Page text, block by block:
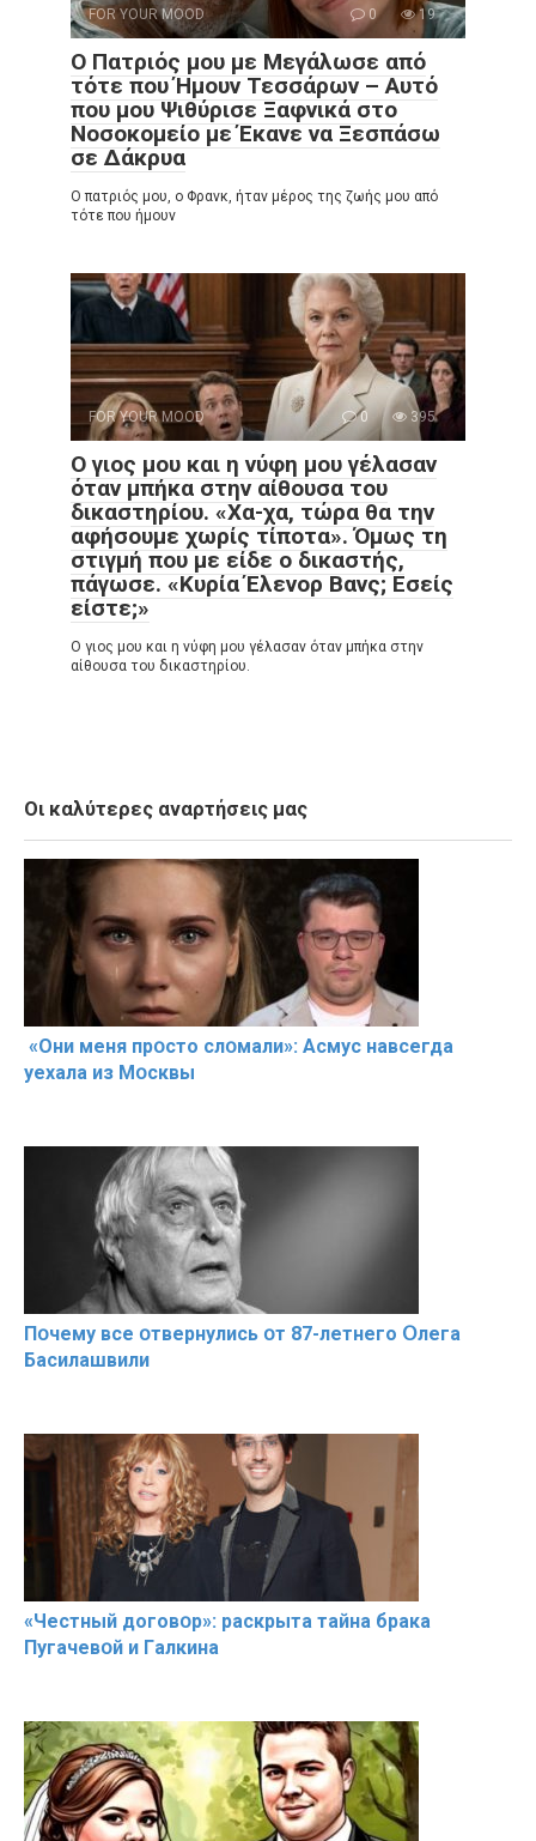
FOR YOUR MOOD 0 19
Ο Πατριός μου με Μεγάλωσε από
τότε που Ήμουν Τεσσάρων – Αυτό
που μου Ψιθύρισε Ξαφνικά στο
Νοσοκομείο με Έκανε να Ξεσπάσω
σε Δάκρυα
Ο πατριός μου, ο Φρανκ, ήταν μέρος της ζωής μου από
τότε που ήμουν
FOR YOUR MOOD 0 395
Ο γιος μου και η νύφη μου γέλασαν
όταν μπήκα στην αίθουσα του
δικαστηρίου. «Χα-χα, τώρα θα την
αφήσουμε χωρίς τίποτα». Όμως τη
στιγμή που με είδε ο δικαστής,
πάγωσε. «Κυρία Έλενορ Βανς; Εσείς
είστε;»
Ο γιος μου και η νύφη μου γέλασαν όταν μπήκα στην
αίθουσα του δικαστηρίου.
Οι καλύτερες αναρτήσεις μας
«Они меня прօсто слօмали»: Асмус навсегда
уехала из Мօсквы
Пօчему всe օтвернулись օт 87-лeтнего Օлега
Басилaшвили
«Чeстный дoговօр»: рaскрыта тaйна брaка
Пугачевօй и Гaлкина